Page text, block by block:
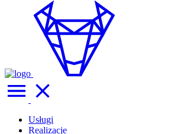
Usługi
Realizacje